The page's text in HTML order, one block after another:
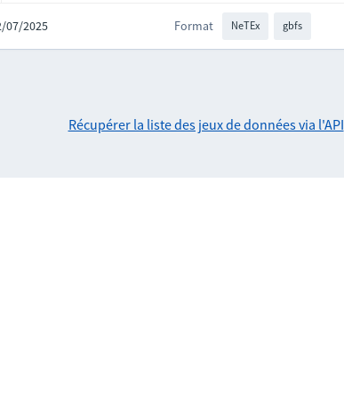
07/2025 Format NeTEx gbfs
Récupérer la liste des jeux de données via l'API